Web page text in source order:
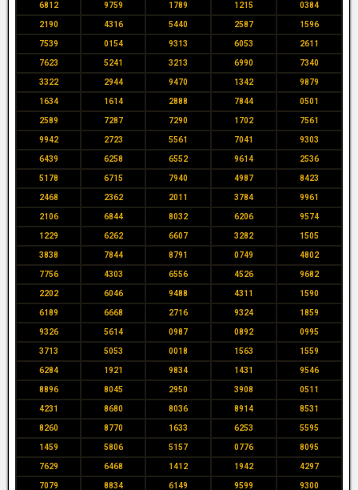
6812 9759 1789 1215 0384
2190 4316 5440 2587 1596
7539 0154 9313 6053 2611
7623 5241 3213 6990 7340
3322 2944 9470 1342 9879
1634 1614 2888 7844 0501
2589 7287 7290 1702 7561
9942 2723 5561 7041 9303
6439 6258 6552 9614 2536
5178 6715 7940 4987 8423
2468 2362 2011 3784 9961
2106 6844 8032 6206 9574
1229 6262 6607 3282 1505
3838 7844 8791 0749 4802
7756 4303 6556 4526 9682
2202 6046 9488 4311 1590
6189 6668 2716 9324 1859
9326 5614 0987 0892 0995
3713 5053 0018 1563 1559
6284 1921 9834 1431 9546
8896 8045 2950 3908 0511
4231 8680 8036 8914 8531
8260 8770 1633 6253 5595
1459 5806 5157 0776 8095
7629 6468 1412 1942 4297
7079 8834 6149 9599 9300